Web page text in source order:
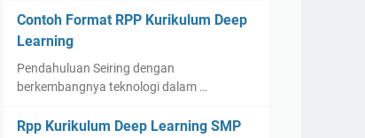
Contoh Format RPP Kurikulum Deep
Learning
Pendahuluan Seiring dengan
berkembangnya teknologi dalam …
Rpp Kurikulum Deep Learning SMP